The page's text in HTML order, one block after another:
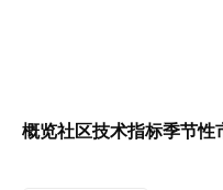
概览社区技术指标季节性